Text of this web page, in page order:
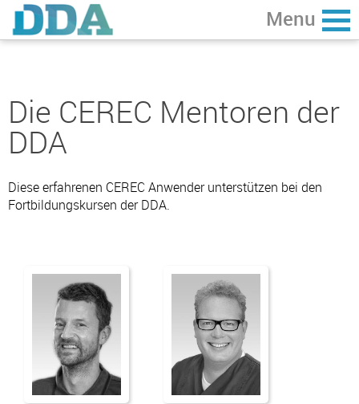
Home zurück
Mentoren
Katharina-Heinroth-Ufer 1
10787 Berlin • Deutschland
office@dda.berlin
+49 (0)30 - 76 76 43 88
+49 (0)30 - 76 76 43 86
Die CEREC Mentoren der
DDA
Diese erfahrenen CEREC Anwender unterstützen bei den
Fortbildungskursen der DDA.